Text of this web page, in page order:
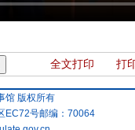
全文打印 打
馆 版权所有
EC72号邮编：70064